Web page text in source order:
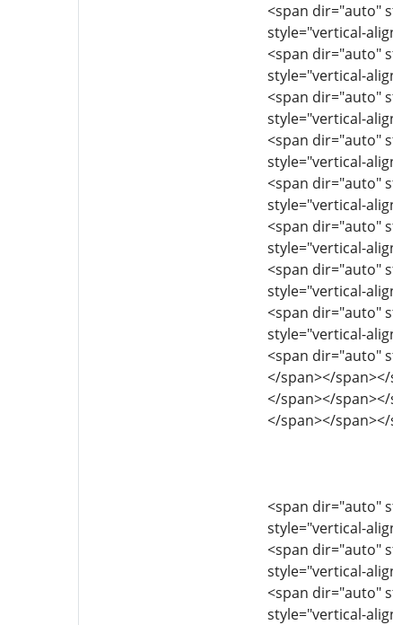
<span dir="auto"
style="vertical-
<span dir="auto"
style="vertical-
<span dir="auto"
style="vertical-
<span dir="auto"
style="vertical-
<span dir="auto"
style="vertical-
<span dir="auto"
style="vertical-
<span dir="auto"
style="vertical-
<span dir="auto"
style="vertical-
<span dir="auto"
</span></
</span></
</span></
<span dir="auto"
style="vertical-
<span dir="auto"
style="vertical-
<span dir="auto"
style="vertical-